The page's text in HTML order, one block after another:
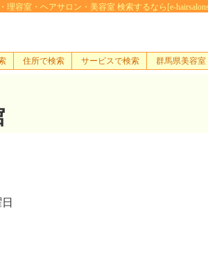
容室・ヘアサロン・美容室 検索するなら[e-
住所で検索 サービスで検索 群馬県美容室